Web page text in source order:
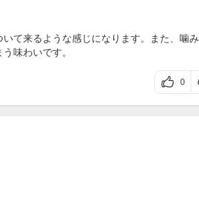
て来るような感じになります。また、噛
味わいです。
0